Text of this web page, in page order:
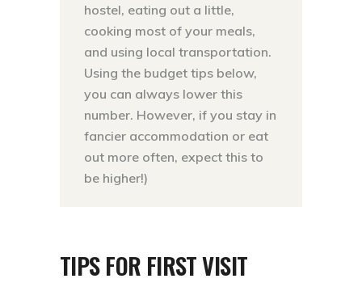
hostel, eating out a little,
cooking most of your meals,
and using local transportation.
Using the budget tips below,
you can always lower this
number. However, if you stay in
fancier accommodation or eat
out more often, expect this to
be higher!)
TIPS FOR FIRST VISIT